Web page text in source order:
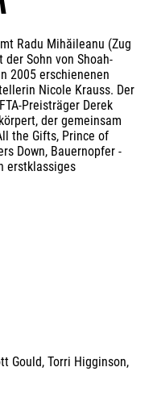
Radu Mihăileanu (Zug
der Sohn von Shoah-
2005 erschienenen
Nicole Krauss. Der
Preisträger Derek
der gemeinsam
the Gifts, Prince of
Down, Bauernopfer -
erstklassiges
Gould,Torri Higginson,